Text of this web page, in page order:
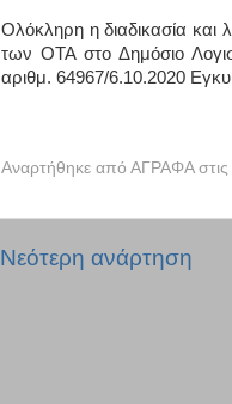
Ολόκληρη η διαδικασία
των ΟΤΑ στο Δημόσιο
αριθμ. 64967/6.10.2020
Αναρτήθηκε από ΑΓΡΑΦΑ στις
Νεότερη ανάρτηση